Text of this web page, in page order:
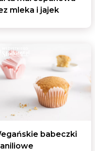
mleka i jajek
babeczki